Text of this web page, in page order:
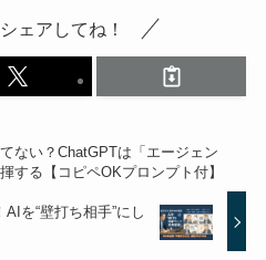
ェアしてね！
ない？ChatGPTは「エージェン
する【コピペOKプロンプト付】
を“壁打ち相手”にし